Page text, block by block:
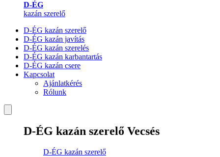
D-ÉG
kazán szerelő
D-ÉG kazán szerelő
D-ÉG kazán javítás
D-ÉG kazán szerelés
D-ÉG kazán karbantartás
D-ÉG kazán csere
Kapcsolat
Ajánlatkérés
Rólunk
D-ÉG kazán szerelő Vecsés
D-ÉG kazán szerelő